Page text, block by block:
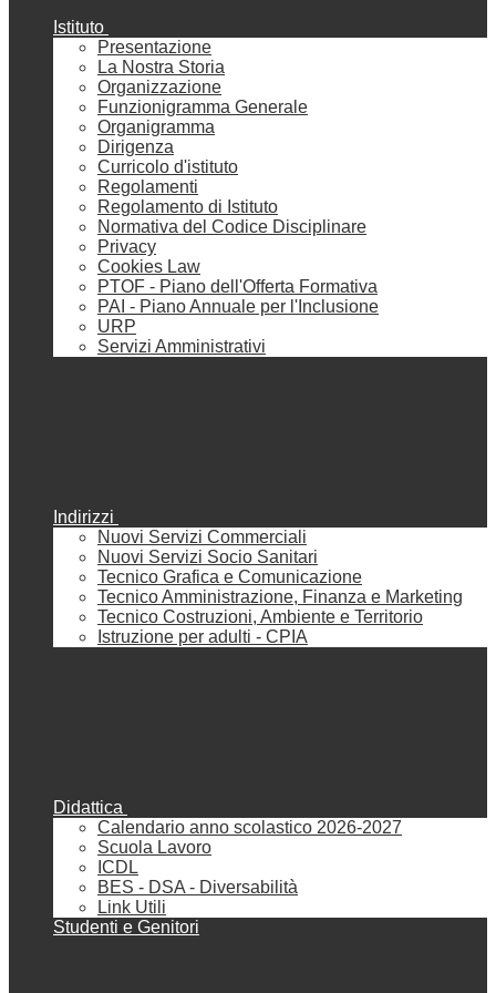
Istituto
Presentazione
La Nostra Storia
Organizzazione
Funzionigramma Generale
Organigramma
Dirigenza
Curricolo d'istituto
Regolamenti
Regolamento di Istituto
Normativa del Codice Disciplinare
Privacy
Cookies Law
PTOF - Piano dell'Offerta Formativa
PAI - Piano Annuale per l'Inclusione
URP
Servizi Amministrativi
Indirizzi
Nuovi Servizi Commerciali
Nuovi Servizi Socio Sanitari
Tecnico Grafica e Comunicazione
Tecnico Amministrazione, Finanza e Marketing
Tecnico Costruzioni, Ambiente e Territorio
Istruzione per adulti - CPIA
Didattica
Calendario anno scolastico 2026-2027
Scuola Lavoro
ICDL
BES - DSA - Diversabilità
Link Utili
Studenti e Genitori